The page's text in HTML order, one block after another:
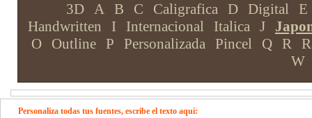
3D A B C Caligrafica D Digital E
Handwritten
I Internacional Italica J
O
Outline P Personalizada Pincel Q R
W
Personaliza todas tus fuentes, escribe el texto aquí: